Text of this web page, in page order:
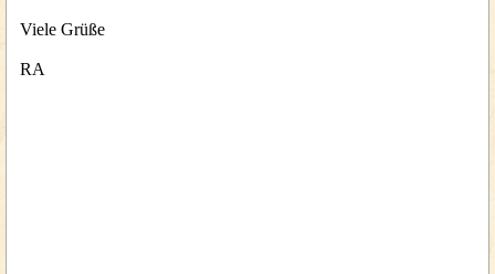
Viele Grüße
RA